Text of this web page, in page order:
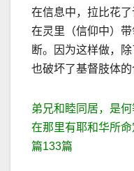
在信息中，拉比花
在灵里（信仰中）
断。因为这样做，
也破坏了基督肢体的
弟兄和睦同居，是何
在那里有耶和华所
篇133篇